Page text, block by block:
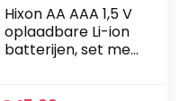
Hixon AA AAA 1,5 V
oplaadbare Li-ion
batterijen, set met